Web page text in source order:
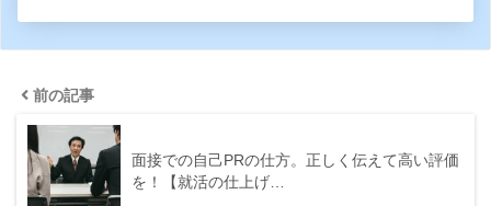
前の記事
面接での自己PRの仕方。正しく伝えて高い評価
を！【就活の仕上げ…